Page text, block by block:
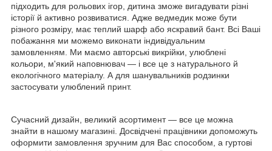
підходить для рольових ігор, дитина зможе вигадувати різні
історії й активно розвиватися. Адже ведмедик може бути
різного розміру, має теплий шарф або яскравий бант. Всі Ваші
побажання ми можемо виконати індивідуальним
замовленням. Ми маємо авторські викрійки, улюблені
кольори, м'який наповнювач — і все це з натурального й
екологічного матеріалу. А для шанувальників родзинки
застосувати улюблений принт.
Сучасний дизайн, великий асортимент — все це можна
знайти в нашому магазині. Досвідчені працівники допоможуть
оформити замовлення зручним для Вас способом, а гуртові